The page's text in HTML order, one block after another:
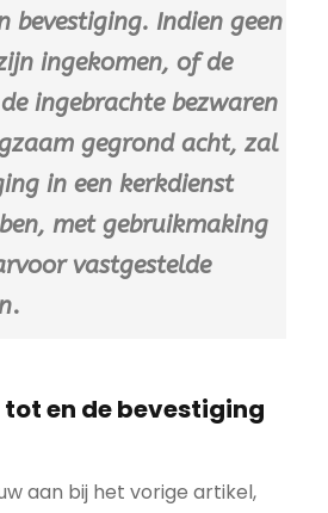
bevestiging. Indien geen
ingekomen, of de
ingebrachte bezwaren
gegrond acht, zal
in een kerkdienst
met gebruikmaking
vastgestelde
.
tot en de bevestiging
aan bij het vorige artikel,